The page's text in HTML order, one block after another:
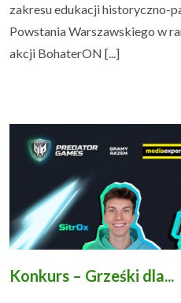
Kontakt
zakresu edukacji historyczno-
Powstania Warszawskiego w
akcji BohaterON [...]
Konkurs – Grześki dla...